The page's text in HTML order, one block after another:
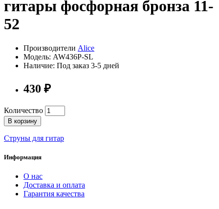
гитары фосфорная бронза 11-
52
Производители Alice
Модель: AW436P-SL
Наличие: Под заказ 3-5 дней
430 ₽
Количество
В корзину
Струны для гитар
Информация
О нас
Доставка и оплата
Гарантия качества